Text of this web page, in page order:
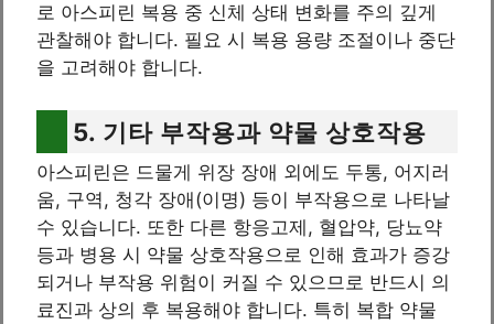
로 아스피린 복용 중 신체 상태 변화를 주의 깊게
관찰해야 합니다. 필요 시 복용 용량 조절이나 중단
을 고려해야 합니다.
5. 기타 부작용과 약물 상호작용
아스피린은 드물게 위장 장애 외에도 두통, 어지러
움, 구역, 청각 장애(이명) 등이 부작용으로 나타날
수 있습니다. 또한 다른 항응고제, 혈압약, 당뇨약
등과 병용 시 약물 상호작용으로 인해 효과가 증강
되거나 부작용 위험이 커질 수 있으므로 반드시 의
료진과 상의 후 복용해야 합니다. 특히 복합 약물